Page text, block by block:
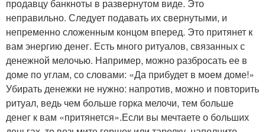
продавцу банкноты в развернутом виде. Это
неправильно. Следует подавать их свернутыми, и
непременно сложенным концом вперед. Это притянет к
вам энергию денег. Есть много ритуалов, связанных с
денежной мелочью. Например, можно разбросать ее в
доме по углам, со словами: «Да прибудет в моем доме!»
Убирать денежки не нужно: напротив, можно и повторить
ритуал, ведь чем больше горка мелочи, тем больше
денег к вам «притянется».Если вы мечтаете о больших